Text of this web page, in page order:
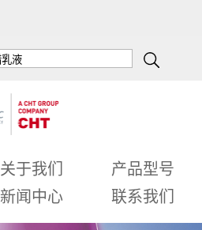
分
关于我们
产品型号
新闻中心 联系我们